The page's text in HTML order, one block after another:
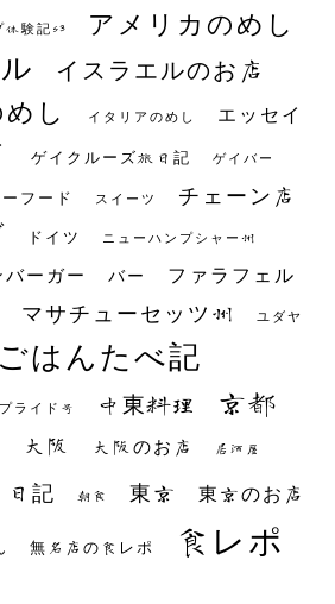
験記S3 アメリカのめし
イスラエルのお店
し イタリアのめし エッセイ
ゲイクルーズ旅日記 ゲイバー
ーフード スイーツ チェーン店
ドイツ ニューハンプシャー州
バーガー バー ファラフェル
マサチューセッツ州 ユダヤ
はんたべ記
ライド号 中東料理 京都
大阪 大阪のお店 居酒屋
日記 朝食 東京 東京のお店
無名店の食レポ 食レポ